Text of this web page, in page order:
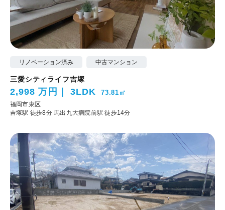
リノベーション済み 中古マンション
三愛シティライフ吉塚
2,998 万円 3LDK 73.81㎡
福岡市東区
吉塚駅 徒歩8分 馬出九大病院前駅 徒歩14分